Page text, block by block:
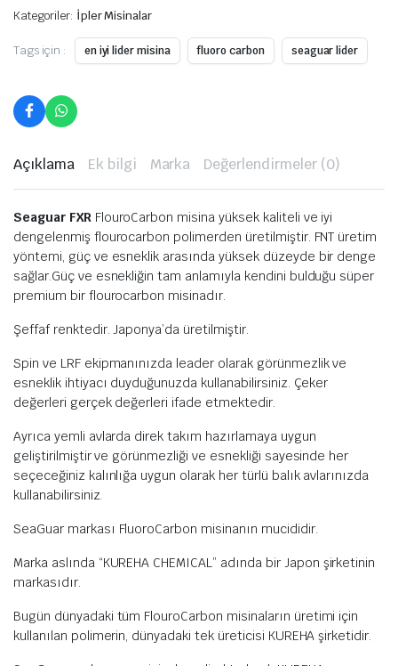
Kategoriler: İpler Misinalar
Tags için : en iyi lider misina fluoro carbon seaguar lider
Açıklama Ek bilgi Marka Değerlendirmeler (0)
Seaguar FXRFlouroCarbon misina yüksek kaliteli ve iyi
dengelenmiş flourocarbon polimerden üretilmiştir. FNT üretim
yöntemi, güç ve esneklik arasında yüksek düzeyde bir denge
sağlar.Güç ve esnekliğin tam anlamıyla kendini bulduğu süper
premium bir flourocarbon misinadır.
Şeffaf renktedir. Japonya’da üretilmiştir.
Spin ve LRF ekipmanınızda leader olarak görünmezlik ve
esneklik ihtiyacı duyduğunuzda kullanabilirsiniz. Çeker
değerleri gerçek değerleri ifade etmektedir.
Ayrıca yemli avlarda direk takım hazırlamaya uygun
geliştirilmiştir ve görünmezliği ve esnekliği sayesinde her
seçeceğiniz kalınlığa uygun olarak her türlü balık avlarınızda
kullanabilirsiniz.
SeaGuar markası FluoroCarbon misinanın mucididir.
Marka aslında “KUREHA CHEMICAL” adında bir Japon şirketinin
markasıdır.
Bugün dünyadaki tüm FlouroCarbon misinaların üretimi için
kullanılan polimerin, dünyadaki tek üreticisi KUREHA şirketidir.